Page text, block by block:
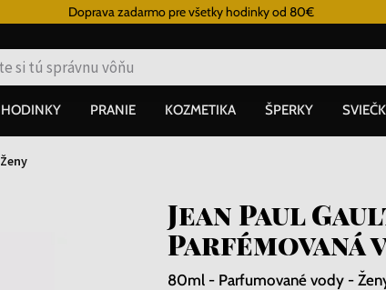
Doprava zadarmo pre všetky hodinky od 80€
HODINKY PRANIE KOZMETIKA ŠPERKY
Ženy
Jean Paul
Parfémovaná
80ml - Parfumované vody -